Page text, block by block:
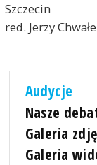
Szczecin
red. Jerzy
Audycje
Nasze
Galeria
Galeria